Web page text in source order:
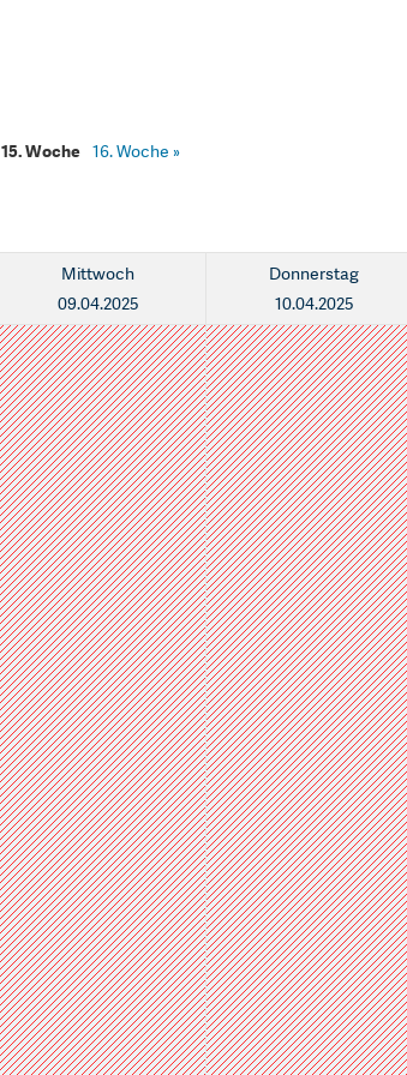
15. Woche 16. Woche »
Mittwoch
09.04.2025
Donnerstag
10.04.2025